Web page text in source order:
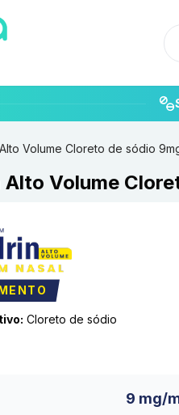
Volume Cloreto de sódio
Volume
Cloreto de sódio
9 mg/